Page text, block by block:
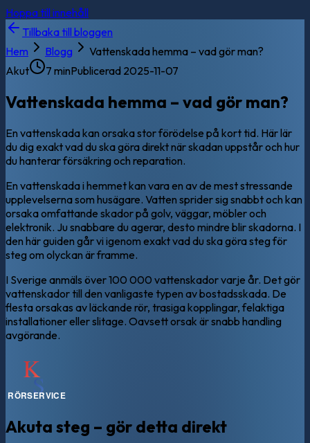
Hoppa till innehåll
Tillbaka till bloggen
Hem
Blogg
Vattenskada hemma – vad gör man?
Akut
7 minPublicerad 2025-11-07
Vattenskada hemma – vad gör man?
En vattenskada kan orsaka stor förödelse på kort tid. Här lär
du dig exakt vad du ska göra direkt när skadan uppstår och hur
du hanterar försäkring och reparation.
En vattenskada i hemmet kan vara en av de mest stressande
upplevelserna som husägare. Vatten sprider sig snabbt och kan
orsaka omfattande skador på golv, väggar, möbler och
elektronik. Ju snabbare du agerar, desto mindre blir skadorna. I
den här guiden går vi igenom exakt vad du ska göra steg för
steg om olyckan är framme.
I Sverige anmäls över 100 000 vattenskador varje år. Det gör
vattenskador till den vanligaste typen av bostadsskada. De
flesta orsakas av läckande rör, trasiga kopplingar, felaktiga
installationer eller slitage. Oavsett orsak är snabb handling
avgörande.
Akuta steg – gör detta direkt